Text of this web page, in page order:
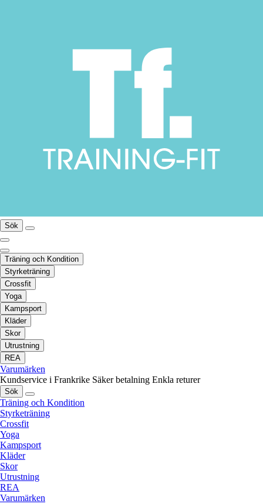
Sök
Träning och Kondition
Styrketräning
Crossfit
Yoga
Kampsport
Kläder
Skor
Utrustning
REA
Varumärken
Kundservice i Frankrike Säker betalning Enkla returer
Sök
Träning och Kondition
Styrketräning
Crossfit
Yoga
Kampsport
Kläder
Skor
Utrustning
REA
Varumärken